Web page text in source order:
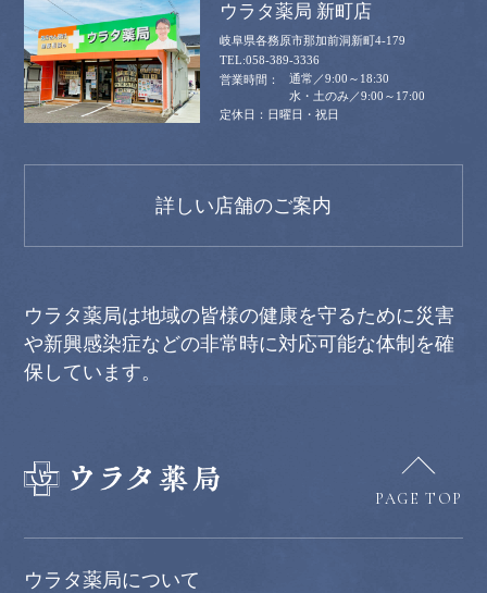
ウラタ薬局 新町店
岐阜県各務原市那加前洞新町4-179
058-389-3336
通常／9:00～18:30
水・土のみ／9:00～17:00
日曜日・祝日
詳しい店舗のご案内
ウラタ薬局は地域の皆様の健康を守るために災害
や新興感染症などの非常時に対応可能な体制を確
保しています。
PAGE TOP
ウラタ薬局について